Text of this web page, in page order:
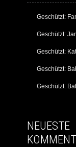
Geschützt:
Geschützt:
Geschützt:
Geschützt:
Geschützt:
NEUESTE